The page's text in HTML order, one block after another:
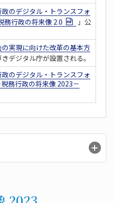
のデジタル・トランスフォ
務行政の将来像 2.0
」公
実現に向けた改革の基本方
きデジタル庁が設置される。
のデジタル・トランスフォ
務行政の将来像 2023－